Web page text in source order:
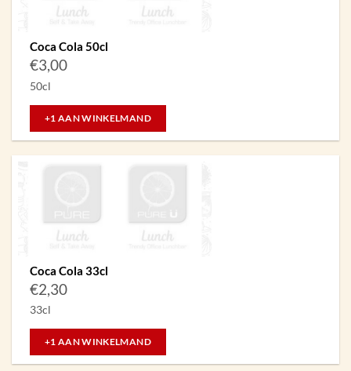
Coca Cola 50cl
€3,00
50cl
+1 AAN WINKELMAND
Coca Cola 33cl
€2,30
33cl
+1 AAN WINKELMAND